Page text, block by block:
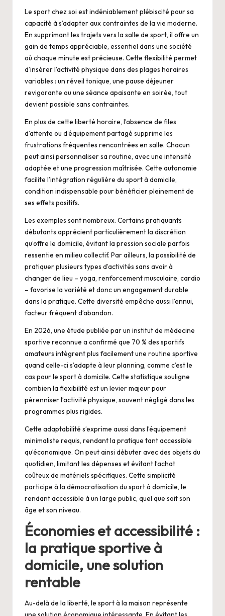
Le sport chez soi est indéniablement plébiscité pour sa
capacité à s’adapter aux contraintes de la vie moderne.
En supprimant les trajets vers la salle de sport, il offre un
gain de temps appréciable, essentiel dans une société
où chaque minute est précieuse. Cette flexibilité permet
d’insérer l’activité physique dans des plages horaires
variables : un réveil tonique, une pause déjeuner
revigorante ou une séance apaisante en soirée, tout
devient possible sans contraintes.
En plus de cette liberté horaire, l’absence de files
d’attente ou d’équipement partagé supprime les
frustrations fréquentes rencontrées en salle. Chacun
peut ainsi personnaliser sa routine, avec une intensité
adaptée et une progression maîtrisée. Cette autonomie
facilite l’intégration régulière du sport à domicile,
condition indispensable pour bénéficier pleinement de
ses effets positifs.
Les exemples sont nombreux. Certains pratiquants
débutants apprécient particulièrement la discrétion
qu’offre le domicile, évitant la pression sociale parfois
ressentie en milieu collectif. Par ailleurs, la possibilité de
pratiquer plusieurs types d’activités sans avoir à
changer de lieu – yoga, renforcement musculaire, cardio
– favorise la variété et donc un engagement durable
dans la pratique. Cette diversité empêche aussi l’ennui,
facteur fréquent d’abandon.
En 2026, une étude publiée par un institut de médecine
sportive reconnue a confirmé que 70 % des sportifs
amateurs intègrent plus facilement une routine sportive
quand celle-ci s’adapte à leur planning, comme c’est le
cas pour le sport à domicile. Cette statistique souligne
combien la flexibilité est un levier majeur pour
pérenniser l’activité physique, souvent négligé dans les
programmes plus rigides.
Cette adaptabilité s’exprime aussi dans l’équipement
minimaliste requis, rendant la pratique tant accessible
qu’économique. On peut ainsi débuter avec des objets du
quotidien, limitant les dépenses et évitant l’achat
coûteux de matériels spécifiques. Cette simplicité
participe à la démocratisation du sport à domicile, le
rendant accessible à un large public, quel que soit son
âge et son niveau.
Économies et accessibilité :
la pratique sportive à
domicile, une solution
rentable
Au-delà de la liberté, le sport à la maison représente